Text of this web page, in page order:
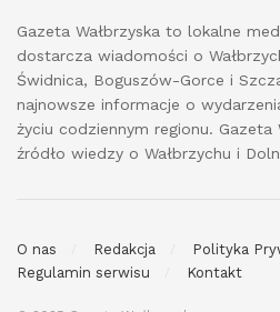
Gazeta Wałbrzyska to lokalne
dostarcza wiadomości o
Świdnica, Boguszów-Gorce i
najnowsze informacje o
życiu codziennym regionu. Gazeta
źródło wiedzy o Wałbrzychu i
O nas Redakcja
Polityka
Regulamin serwisu
Kontakt